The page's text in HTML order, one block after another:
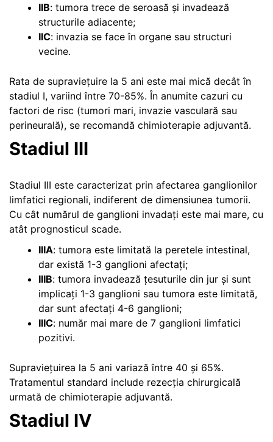
IIB: tumora trece de seroasă și invadează
structurile adiacente;
IIC: invazia se face în organe sau structuri
vecine.
Rata de supraviețuire la 5 ani este mai mică decât în
stadiul I, variind între 70-85%. În anumite cazuri cu
factori de risc (tumori mari, invazie vasculară sau
perineurală), se recomandă chimioterapie adjuvantă.
Stadiul III
Stadiul III este caracterizat prin afectarea ganglionilor
limfatici regionali, indiferent de dimensiunea tumorii.
Cu cât numărul de ganglioni invadați este mai mare, cu
atât prognosticul scade.
IIIA: tumora este limitată la peretele intestinal,
dar există 1-3 ganglioni afectați;
IIIB: tumora invadează țesuturile din jur și sunt
implicați 1-3 ganglioni sau tumora este limitată,
dar sunt afectați 4-6 ganglioni;
IIIC: număr mai mare de 7 ganglioni limfatici
pozitivi.
Supraviețuirea la 5 ani variază între 40 și 65%.
Tratamentul standard include rezecția chirurgicală
urmată de chimioterapie adjuvantă.
Stadiul IV